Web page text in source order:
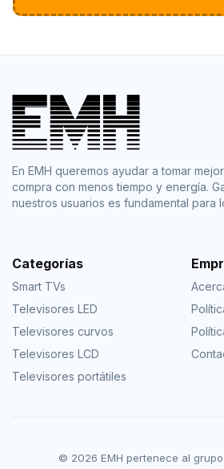
En EMH queremos ayudar a tomar
compra con menos tiempo y energía.
nuestros usuarios es fundamental para
Categorías
Smart TVs
Televisores LED
Televisores curvos
Televisores LCD
Televisores portátiles
© 2026 EMH pertenece al grupo